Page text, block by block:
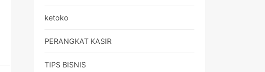
ketoko
PERANGKAT KASIR
TIPS BISNIS